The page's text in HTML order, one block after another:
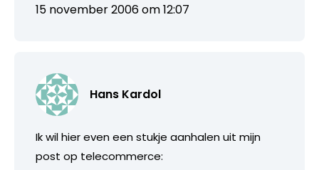
15 november 2006 om 12:07
Hans Kardol
Ik wil hier even een stukje aanhalen uit mijn
post op telecommerce: